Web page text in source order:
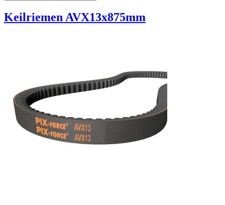
Keilriemen AVX13x875mm